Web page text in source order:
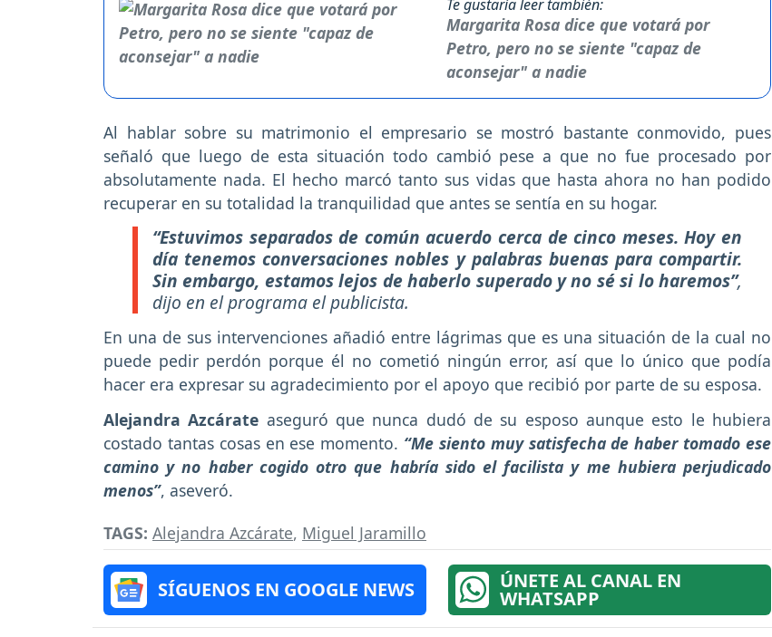
Te gustaría leer también:
Margarita Rosa dice que votará por
Petro, pero no se siente "capaz de
aconsejar" a nadie
Al hablar sobre su matrimonio el empresario se mostró bastante conmovido, pues
señaló que luego de esta situación todo cambió pese a que no fue procesado por
absolutamente nada. El hecho marcó tanto sus vidas que hasta ahora no han podido
recuperar en su totalidad la tranquilidad que antes se sentía en su hogar.
“Estuvimos separados de común acuerdo cerca de cinco meses. Hoy en
día tenemos conversaciones nobles y palabras buenas para compartir.
Sin embargo, estamos lejos de haberlo superado y no sé si lo haremos”,
dijo en el programa el publicista.
En una de sus intervenciones añadió entre lágrimas que es una situación de la cual no
puede pedir perdón porque él no cometió ningún error, así que lo único que podía
hacer era expresar su agradecimiento por el apoyo que recibió por parte de su esposa.
Alejandra Azcárate aseguró que nunca dudó de su esposo aunque esto le hubiera
costado tantas cosas en ese momento. “Me siento muy satisfecha de haber tomado ese
camino y no haber cogido otro que habría sido el facilista y me hubiera perjudicado
menos”, aseveró.
TAGS: Alejandra Azcárate, Miguel Jaramillo
SÍGUENOS EN GOOGLE NEWS ÚNETE AL CANAL EN
WHATSAPP